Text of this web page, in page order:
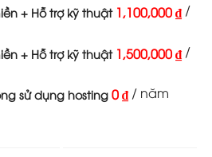
+ Hỗ trợ kỹ thuật 1,100,000 ₫ /
+ Hỗ trợ kỹ thuật 1,500,000 ₫ /
sử dụng hosting 0 ₫ / năm